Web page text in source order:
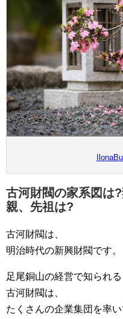
古河財閥の家系図は
親、先祖は?
古河財閥は、
明治時代の新興財閥です。
足尾銅山の経営で知られる
古河財閥は、
たくさんの企業集団を率い